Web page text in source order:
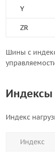
Y
ZR
Шины с
Индексы
Индекс
Индекс